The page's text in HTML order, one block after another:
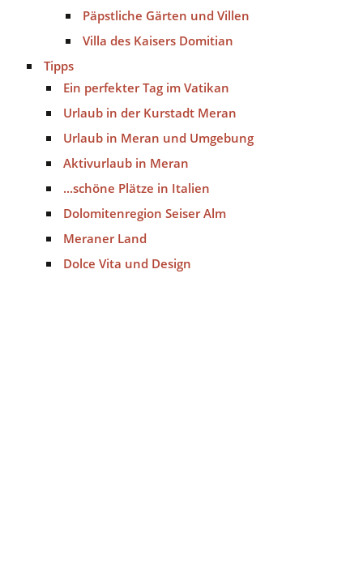
Päpstliche Gärten und Villen
Villa des Kaisers Domitian
Tipps
Ein perfekter Tag im Vatikan
Urlaub in der Kurstadt Meran
Urlaub in Meran und Umgebung
Aktivurlaub in Meran
...schöne Plätze in Italien
Dolomitenregion Seiser Alm
Meraner Land
Dolce Vita und Design